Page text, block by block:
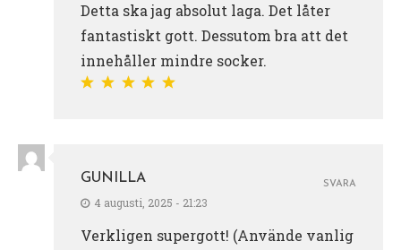
Detta ska jag absolut laga. Det låter
fantastiskt gott. Dessutom bra att det
innehåller mindre socker.
GUNILLA
4 augusti, 2025 - 21:23
Verkligen supergott! (Använde vanlig
SVARA